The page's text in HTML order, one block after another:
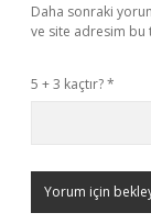
Daha sonraki
ve site adresim bu
5 + 3 kaçtır?*